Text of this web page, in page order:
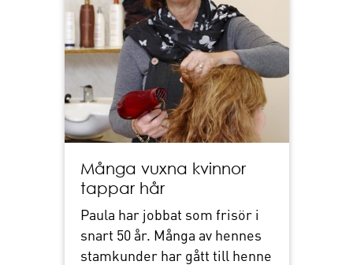
Många vuxna kvinnor
tappar hår
Paula har jobbat som frisör i
snart 50 år. Många av hennes
stamkunder har gått till henne